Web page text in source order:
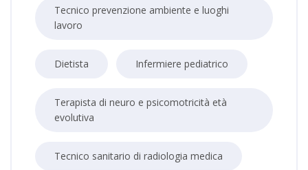
Tecnico prevenzione ambiente e luoghi
lavoro
Dietista Infermiere pediatrico
Terapista di neuro e psicomotricità età
evolutiva
Tecnico sanitario di radiologia medica